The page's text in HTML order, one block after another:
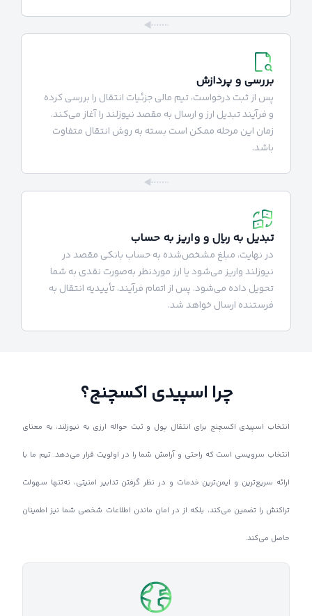
بررسی و پردازش
پس از ثبت درخواست، تیم مالی جزئیات انتقال را بررسی کرده
و فرآیند تبدیل ارز و ارسال به مقصد نیوزلند را آغاز می‌کند.
زمان این مرحله ممکن است بسته به روش انتقال متفاوت
باشد.
تبدیل به ریال و واریز به حساب
در نهایت، مبلغ مشخص‌شده به حساب بانکی مقصد در
نیوزلند واریز می‌شود یا ارز موردنظر به‌صورت نقدی به شما
تحویل داده می‌شود. پس از اتمام فرآیند، تأییدیه انتقال به
فرستنده ارسال خواهد شد.
چرا اسپیدی اکسچنج؟
انتخاب اسپیدی اکسچنج برای انتقال پول و ثبت حواله ارزی به نیوزلند، به معنای
انتخاب سرویسی است که راحتی و آرامش شما را در اولویت قرار می‌دهد. تیم ما با
ارائه سریع‌ترین و ایمن‌ترین خدمات و در نظر گرفتن تدابیر امنیتی، نه‌تنها سهولت
تراکنش را تضمین می‌کند، بلکه از در امان ماندن اطلاعات شخصی شما نیز اطمینان
حاصل می‌کند.